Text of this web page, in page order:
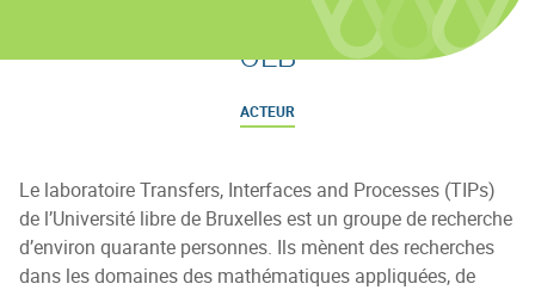
Tranferts, Interfaces, et Procédés -
ULB
ACTEUR
Le laboratoire Transfers, Interfaces and Processes (TIPs)
de l’Université libre de Bruxelles est un groupe de recherche
d’environ quarante personnes. Ils mènent des recherches
dans les domaines des mathématiques appliquées, de